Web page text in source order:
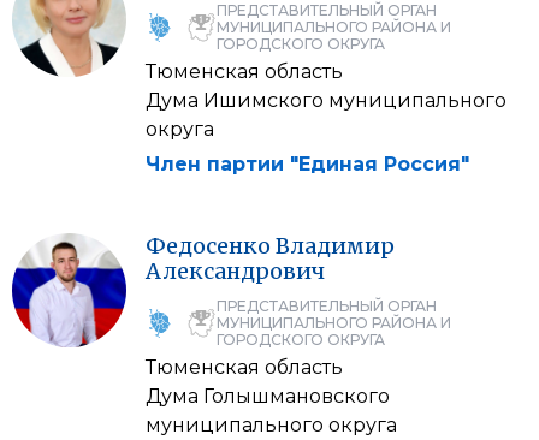
ПРЕДСТАВИТЕЛЬНЫЙ ОРГАН
МУНИЦИПАЛЬНОГО РАЙОНА И
ГОРОДСКОГО ОКРУГА
Тюменская область
Дума Ишимского муниципального
округа
Член партии "Единая Россия"
Федосенко Владимир
Александрович
ПРЕДСТАВИТЕЛЬНЫЙ ОРГАН
МУНИЦИПАЛЬНОГО РАЙОНА И
ГОРОДСКОГО ОКРУГА
Тюменская область
Дума Голышмановского
муниципального округа